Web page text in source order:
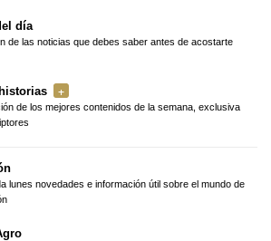
día
de las noticias que debes saber antes de acostarte
de los mejores contenidos de la semana, exclusiva
lunes novedades e información útil sobre el mundo de